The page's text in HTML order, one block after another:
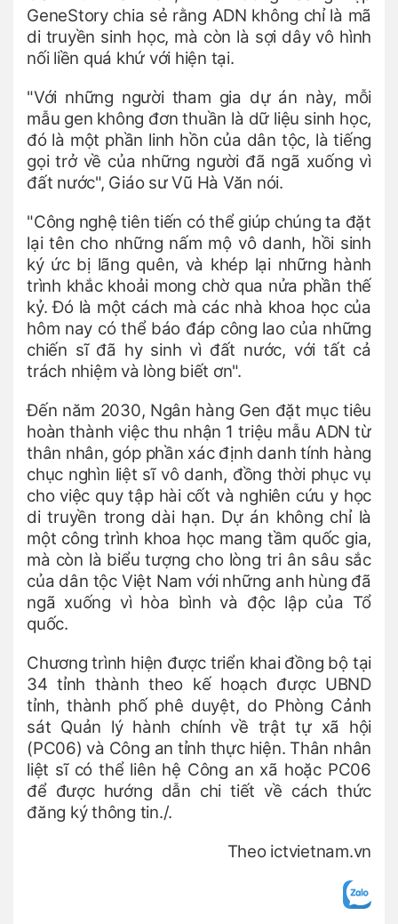
GeneStory chia sẻ rằng ADN không chỉ là mã
di truyền sinh học, mà còn là sợi dây vô hình
nối liền quá khứ với hiện tại.
"Với những người tham gia dự án này, mỗi
mẫu gen không đơn thuần là dữ liệu sinh học,
đó là một phần linh hồn của dân tộc, là tiếng
gọi trở về của những người đã ngã xuống vì
đất nước", Giáo sư Vũ Hà Văn nói.
"Công nghệ tiên tiến có thể giúp chúng ta đặt
lại tên cho những nấm mộ vô danh, hồi sinh
ký ức bị lãng quên, và khép lại những hành
trình khắc khoải mong chờ qua nửa phần thế
kỷ. Đó là một cách mà các nhà khoa học của
hôm nay có thể báo đáp công lao của những
chiến sĩ đã hy sinh vì đất nước, với tất cả
trách nhiệm và lòng biết ơn".
Đến năm 2030, Ngân hàng Gen đặt mục tiêu
hoàn thành việc thu nhận 1 triệu mẫu ADN từ
thân nhân, góp phần xác định danh tính hàng
chục nghìn liệt sĩ vô danh, đồng thời phục vụ
cho việc quy tập hài cốt và nghiên cứu y học
di truyền trong dài hạn. Dự án không chỉ là
một công trình khoa học mang tầm quốc gia,
mà còn là biểu tượng cho lòng tri ân sâu sắc
của dân tộc Việt Nam với những anh hùng đã
ngã xuống vì hòa bình và độc lập của Tổ
quốc.
Chương trình hiện được triển khai đồng bộ tại
34 tỉnh thành theo kế hoạch được UBND
tỉnh, thành phố phê duyệt, do Phòng Cảnh
sát Quản lý hành chính về trật tự xã hội
(PC06) và Công an tỉnh thực hiện. Thân nhân
liệt sĩ có thể liên hệ Công an xã hoặc PC06
để được hướng dẫn chi tiết về cách thức
đăng ký thông tin./.
Theo ictvietnam.vn